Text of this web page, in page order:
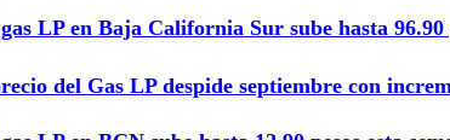
LP en Baja California Sur sube hasta 96.90
del Gas LP despide septiembre con